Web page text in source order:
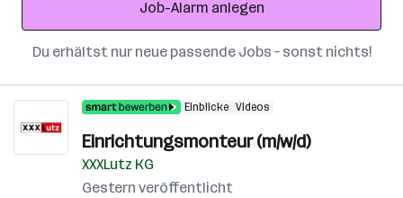
Job-Alarm anlegen
Du erhältst nur neue passende Jobs – sonst nichts!
Einblicke Videos
Einrichtungsmonteur (m/w/d)
XXXLutz KG
Gestern veröffentlicht